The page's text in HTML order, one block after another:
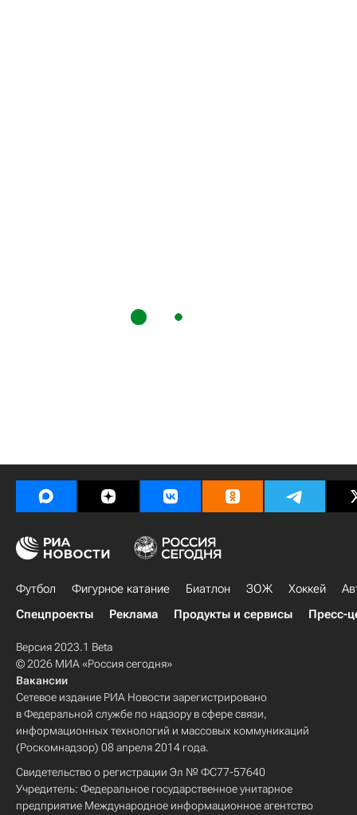
Футбол Фигурное катание Биатлон ЗОЖ Хоккей
Спецпроекты
Реклама Продукты и сервисы Пресс-
Версия 2023.1 Beta
© 2026 МИА «Россия сегодня»
Вакансии
Сетевое издание РИА Новости зарегистрировано
в Федеральной службе по надзору в сфере связи,
информационных технологий и массовых коммуникаций
(Роскомнадзор) 08 апреля 2014 года.
Свидетельство о регистрации Эл № ФС77-57640
Учредитель: Федеральное государственное унитарное
предприятие Международное информационное агентство